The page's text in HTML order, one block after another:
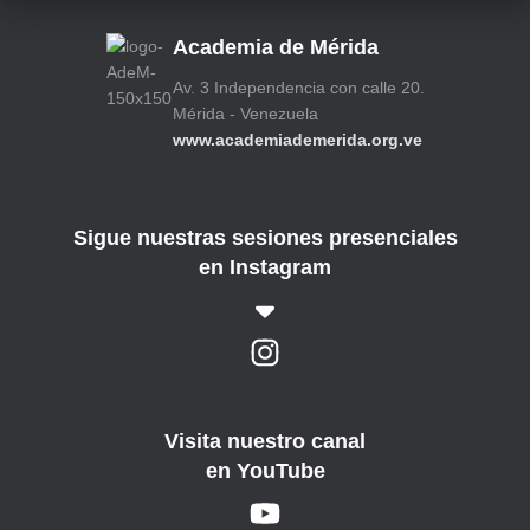
Academia de Mérida
Av. 3 Independencia con calle 20.
Mérida - Venezuela
www.academiademerida.org.ve
Sigue nuestras sesiones presenciales
en Instagram
Visita nuestro canal
en YouTube